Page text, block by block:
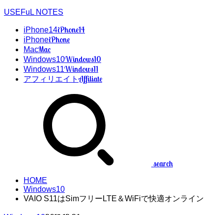
USEFuL NOTES
iPhone14iPhone14
iPhoneiPhone
MacMac
Windows10Windows10
Windows11Windows11
アフィリエイトAffiliate
search
HOME
Windows10
VAIO S11はSimフリーLTE＆WiFiで快適オンライン